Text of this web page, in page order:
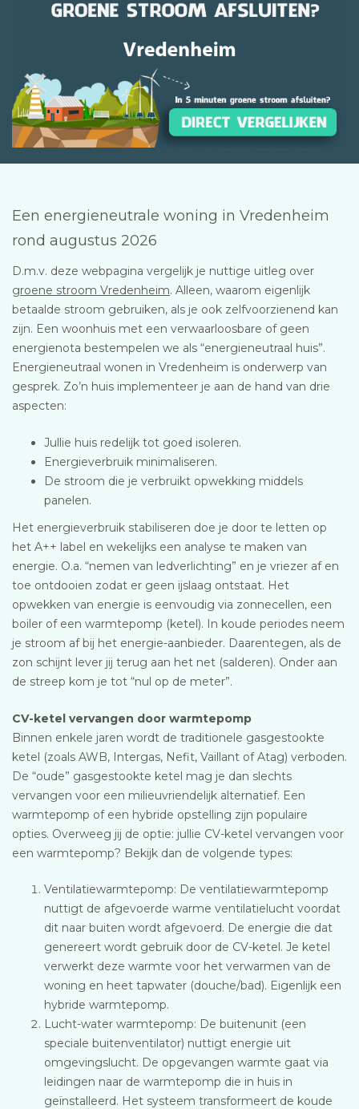
Een energieneutrale woning in Vredenheim
rond augustus 2026
D.m.v. deze webpagina vergelijk je nuttige uitleg over
groene stroom Vredenheim. Alleen, waarom eigenlijk
betaalde stroom gebruiken, als je ook zelfvoorzienend kan
zijn. Een woonhuis met een verwaarloosbare of geen
energienota bestempelen we als “energieneutraal huis”.
Energieneutraal wonen in Vredenheim is onderwerp van
gesprek. Zo’n huis implementeer je aan de hand van drie
aspecten:
Jullie huis redelijk tot goed isoleren.
Energieverbruik minimaliseren.
De stroom die je verbruikt opwekking middels
panelen.
Het energieverbruik stabiliseren doe je door te letten op
het A++ label en wekelijks een analyse te maken van
energie. O.a. “nemen van ledverlichting” en je vriezer af en
toe ontdooien zodat er geen ijslaag ontstaat. Het
opwekken van energie is eenvoudig via zonnecellen, een
boiler of een warmtepomp (ketel). In koude periodes neem
je stroom af bij het energie-aanbieder. Daarentegen, als de
zon schijnt lever jij terug aan het net (salderen). Onder aan
de streep kom je tot “nul op de meter”.
CV-ketel vervangen door warmtepomp
Binnen enkele jaren wordt de traditionele gasgestookte
ketel (zoals AWB, Intergas, Nefit, Vaillant of Atag) verboden.
De “oude” gasgestookte ketel mag je dan slechts
vervangen voor een milieuvriendelijk alternatief. Een
warmtepomp of een hybride opstelling zijn populaire
opties. Overweeg jij de optie: jullie CV-ketel vervangen voor
een warmtepomp? Bekijk dan de volgende types:
Ventilatiewarmtepomp: De ventilatiewarmtepomp
nuttigt de afgevoerde warme ventilatielucht voordat
dit naar buiten wordt afgevoerd. De energie die dat
genereert wordt gebruik door de CV-ketel. Je ketel
verwerkt deze warmte voor het verwarmen van de
woning en heet tapwater (douche/bad). Eigenlijk een
hybride warmtepomp.
Lucht-water warmtepomp: De buitenunit (een
speciale buitenventilator) nuttigt energie uit
omgevingslucht. De opgevangen warmte gaat via
leidingen naar de warmtepomp die in huis in
geïnstalleerd. Het systeem transformeert de koude